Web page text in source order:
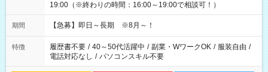
19:00（※終わりの時間：16:00～19:00で相談可！）
期間 【急募】即日～長期 ※8月～！
特徴 履歴書不要 / 40～50代活躍中 / 副業・WワークOK / 服装自由 /
電話対応なし / パソコンスキル不要